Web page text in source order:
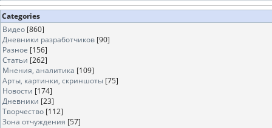
Categories
Видео [860]
Дневники разработчиков [90]
Разное [156]
Статьи [262]
Мнения, аналитика [109]
Арты, картинки, скриншоты [75]
Новости [174]
Дневники [23]
Творчество [112]
Зона отчуждения [57]